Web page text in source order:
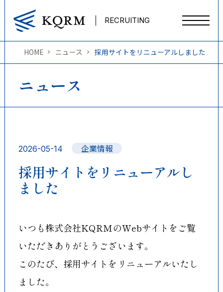
RECRUITING
実績・仕事紹介
働き方と福利厚生
本社・事業所紹介
社員の紹介
人材育成と研修
HOME ニュース 採用サイトをリニューアルしました
ニュース
2026-05-14 企業情報
採用サイトをリニューアルし
ました
いつも株式会社KQRMのWebサイトをご覧
いただきありがとうございます。
このたび、採用サイトをリニューアルいたし
ました。